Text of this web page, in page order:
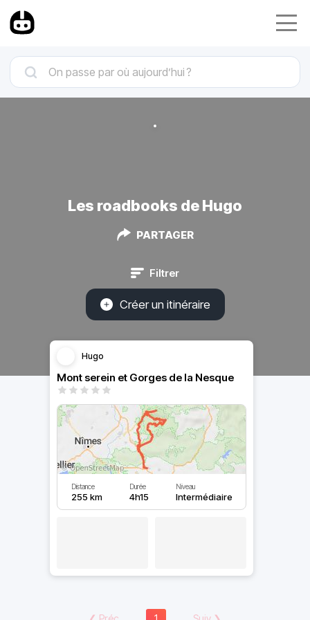
Les roadbooks de Hugo
PARTAGER
Filtrer
Créer un itinéraire
Hugo
Mont serein et Gorges de la Nesque
Distance
255 km
Durée
4h15
Niveau
Intermédiaire